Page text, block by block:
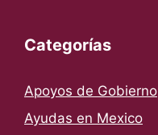
Categorías
Apoyos de Gobierno
Ayudas en Mexico